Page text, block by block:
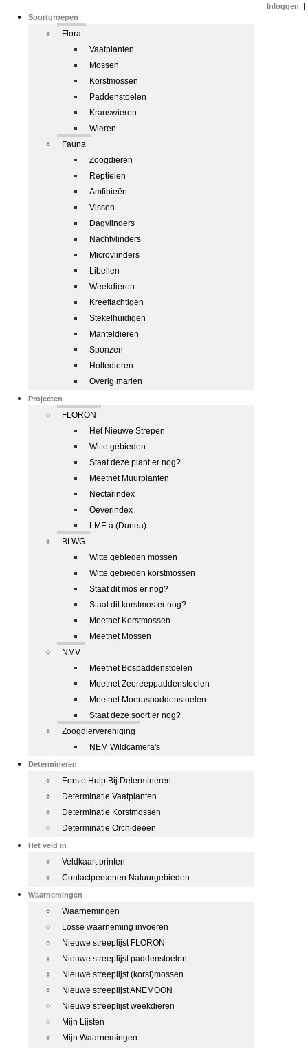
Soortgroepen
Flora
Vaatplanten
Mossen
Korstmossen
Paddenstoelen
Kranswieren
Wieren
Fauna
Zoogdieren
Reptielen
Amfibieën
Vissen
Dagvlinders
Nachtvlinders
Microvlinders
Libellen
Weekdieren
Kreeftachtigen
Stekelhuidigen
Manteldieren
Sponzen
Holtedieren
Overig marien
Projecten
FLORON
Het Nieuwe Strepen
Witte gebieden
Staat deze plant er nog?
Meetnet Muurplanten
Nectarindex
Oeverindex
LMF-a (Dunea)
BLWG
Witte gebieden mossen
Witte gebieden korstmossen
Staat dit mos er nog?
Staat dit korstmos er nog?
Meetnet Korstmossen
Meetnet Mossen
NMV
Meetnet Bospaddenstoelen
Meetnet Zeereeppaddenstoelen
Meetnet Moeraspaddenstoelen
Staat deze soort er nog?
Zoogdiervereniging
NEM Wildcamera's
Determineren
Eerste Hulp Bij Determineren
Determinatie Vaatplanten
Determinatie Korstmossen
Determinatie Orchideeën
Het veld in
Veldkaart printen
Contactpersonen Natuurgebieden
Waarnemingen
Waarnemingen
Losse waarneming invoeren
Nieuwe streeplijst FLORON
Nieuwe streeplijst paddenstoelen
Nieuwe streeplijst (korst)mossen
Nieuwe streeplijst ANEMOON
Nieuwe streeplijst weekdieren
Mijn Lijsten
Mijn Waarnemingen
Inloggen |